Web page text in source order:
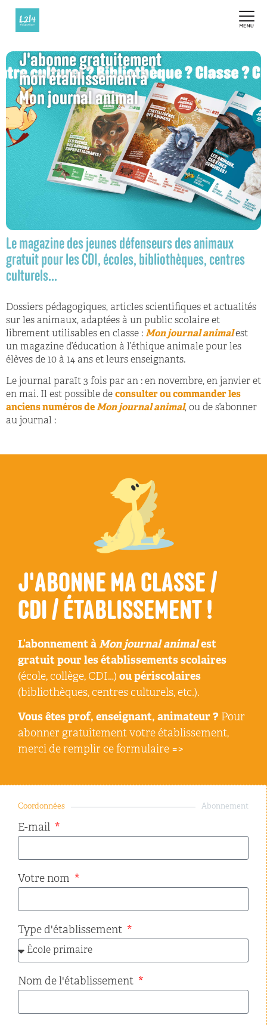
J'abonne gratuitement
mon établissement à
Mon journal animal
Le magazine des jeunes défenseurs des animaux
gratuit pour les CDI, écoles, bibliothèques, centres
culturels...
Dossiers pédagogiques, articles scientifiques et actualités
sur les animaux, adaptées à un public scolaire et
librement utilisables en classe : Mon journal animalest
un magazine d’éducation à l’éthique animale pour les
élèves de 10 à 14 ans et leurs enseignants.
Le journal paraît 3 fois par an : en novembre, en janvier et
en mai. Il est possible de consulter ou commander les
anciens numéros deMon journal animal, ou de s’abonner
au journal :
J'ABONNE MA CLASSE /
CDI / ÉTABLISSEMENT !
L’abonnement àMon journal animalest
gratuit pour les établissements scolaires
(école, collège, CDI…) ou périscolaires
(bibliothèques, centres culturels, etc.).
Vous êtes prof, enseignant, animateur ? Pour
abonner gratuitement votre établissement,
merci de remplir ce formulaire =>
Coordonnées Abonnement
E-mail
Votre nom
Type d'établissement
Nom de l'établissement